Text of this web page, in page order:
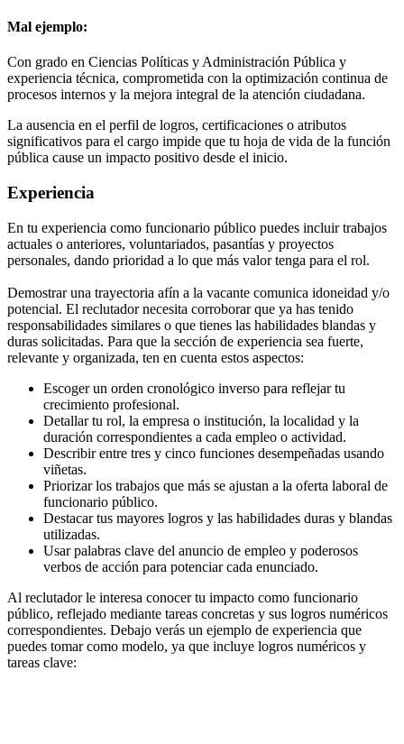
Mal ejemplo:
Con grado en Ciencias Políticas y Administración Pública y
experiencia técnica, comprometida con la optimización continua de
procesos internos y la mejora integral de la atención ciudadana.
La ausencia en el perfil de logros, certificaciones o atributos
significativos para el cargo impide que tu hoja de vida de la función
pública cause un impacto positivo desde el inicio.
Experiencia
En tu experiencia como funcionario público puedes incluir trabajos
actuales o anteriores, voluntariados, pasantías y proyectos
personales, dando prioridad a lo que más valor tenga para el rol.
Demostrar una trayectoria afín a la vacante comunica idoneidad y/o
potencial. El reclutador necesita corroborar que ya has tenido
responsabilidades similares o que tienes las habilidades blandas y
duras solicitadas. Para que la sección de experiencia sea fuerte,
relevante y organizada, ten en cuenta estos aspectos:
Escoger un orden cronológico inverso para reflejar tu
crecimiento profesional.
Detallar tu rol, la empresa o institución, la localidad y la
duración correspondientes a cada empleo o actividad.
Describir entre tres y cinco funciones desempeñadas usando
viñetas.
Priorizar los trabajos que más se ajustan a la oferta laboral de
funcionario público.
Destacar tus mayores logros y las habilidades duras y blandas
utilizadas.
Usar palabras clave del anuncio de empleo y poderosos
verbos de acción para potenciar cada enunciado.
Al reclutador le interesa conocer tu impacto como funcionario
público, reflejado mediante tareas concretas y sus logros numéricos
correspondientes. Debajo verás un ejemplo de experiencia que
puedes tomar como modelo, ya que incluye logros numéricos y
tareas clave: